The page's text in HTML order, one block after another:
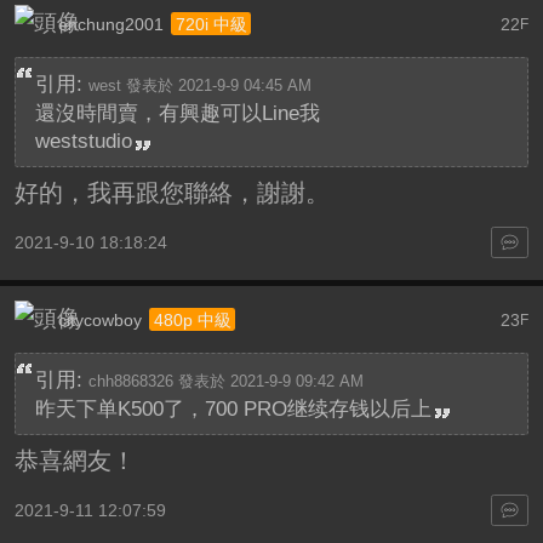
22F
enchung2001 720i 中級
引用: west 發表於 2021-9-9 04:45 AM
還沒時間賣，有興趣可以Line我
weststudio
好的，我再跟您聯絡，謝謝。
2021-9-10 18:18:24
23F
citycowboy 480p 中級
引用: chh8868326 發表於 2021-9-9 09:42 AM
昨天下单K500了，700 PRO继续存钱以后上
恭喜網友！
2021-9-11 12:07:59